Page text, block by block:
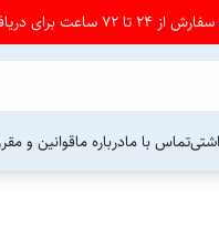
به واتساپ فروشگاه 09164011655 پی ام بدین
تماس با مادرباره ماقوانین و